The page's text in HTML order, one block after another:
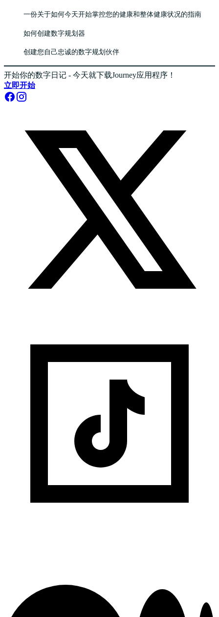
一份关于如何今天开始掌控您的健康和整体健康状况的指南
如何创建数字规划器
创建您自己忠诚的数字规划伙伴
开始你的数字日记 - 今天就下载Journey应用程序！
立即开始